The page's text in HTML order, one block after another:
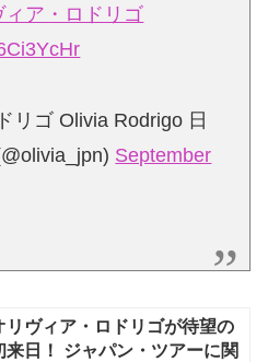
ィア・ロドリゴ
リゴ Olivia Rodrigo 日
September
リヴィア・ロドリゴが待望の
来日！ ジャパン・ツアーに関